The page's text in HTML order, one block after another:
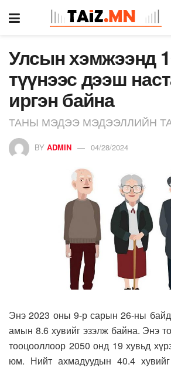
Улсын хэмжээнд
түүнээс дээш
иргэн байна
ТАНЫ МЭДЭЭ МЭДЭЭЛЛИЙН
BY ADMIN 04/28/2024
Энэ 2023 оны 9-р сарын 26-ны
амын 8.6 хувийг эзэлж байна. Энэ
тооцооллоор 2050 онд 19 хувьд
юм. Нийт ахмадуудын 40.4 хувийг